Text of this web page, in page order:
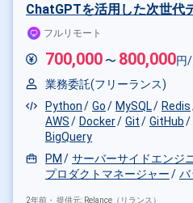
ChatGPTを活用した次世代
発(jd01460)
フルリモート
700,000 〜 800,000円/
業務委託(フリーランス)
Python
Go MySQL Redis
AWS
Docker Git GitHub
BigQuery
PM
サーバーサイドエンジ
プロダクトマネージャー
バ
2年前・ 提供元: Relance（リランス）